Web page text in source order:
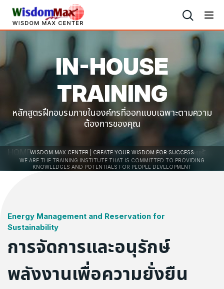
IN-HOUSE
TRAINING
หลักสูตรฝึกอบรมภายในองค์กรที่ออกแบบเฉพาะตามความ
ต้องการของคุณ
HOME IN-HOUSE TRAINING การจัดการและอนุรักษ์พลังงานเพื่อความยั่งยืน
WISDOM MAX CENTER | CREATE YOUR WISDOM FOR SUCCESS
WE ARE THE TRAINING INSTITUTE THAT IS COMMITTED TO PROVIDING
KNOWLEDGES AND POTENTIALS FOR PEOPLE DEVELOPMENT
Energy Management and Reservation for
Sustainability
การจัดการและอนุรักษ์
พลังงานเพื่อความยั่งยืน